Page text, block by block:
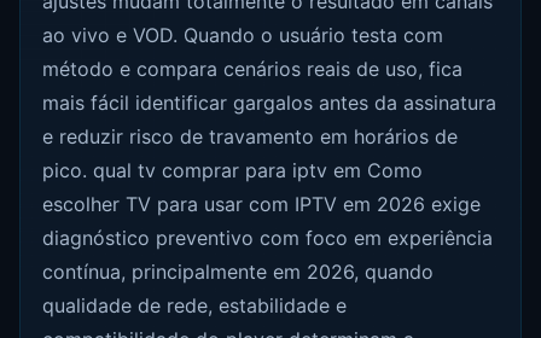
ao vivo e VOD. Quando o usuário testa com
método e compara cenários reais de uso, fica
mais fácil identificar gargalos antes da assinatura
e reduzir risco de travamento em horários de
pico. qual tv comprar para iptv em Como
escolher TV para usar com IPTV em 2026 exige
diagnóstico preventivo com foco em experiência
contínua, principalmente em 2026, quando
qualidade de rede, estabilidade e